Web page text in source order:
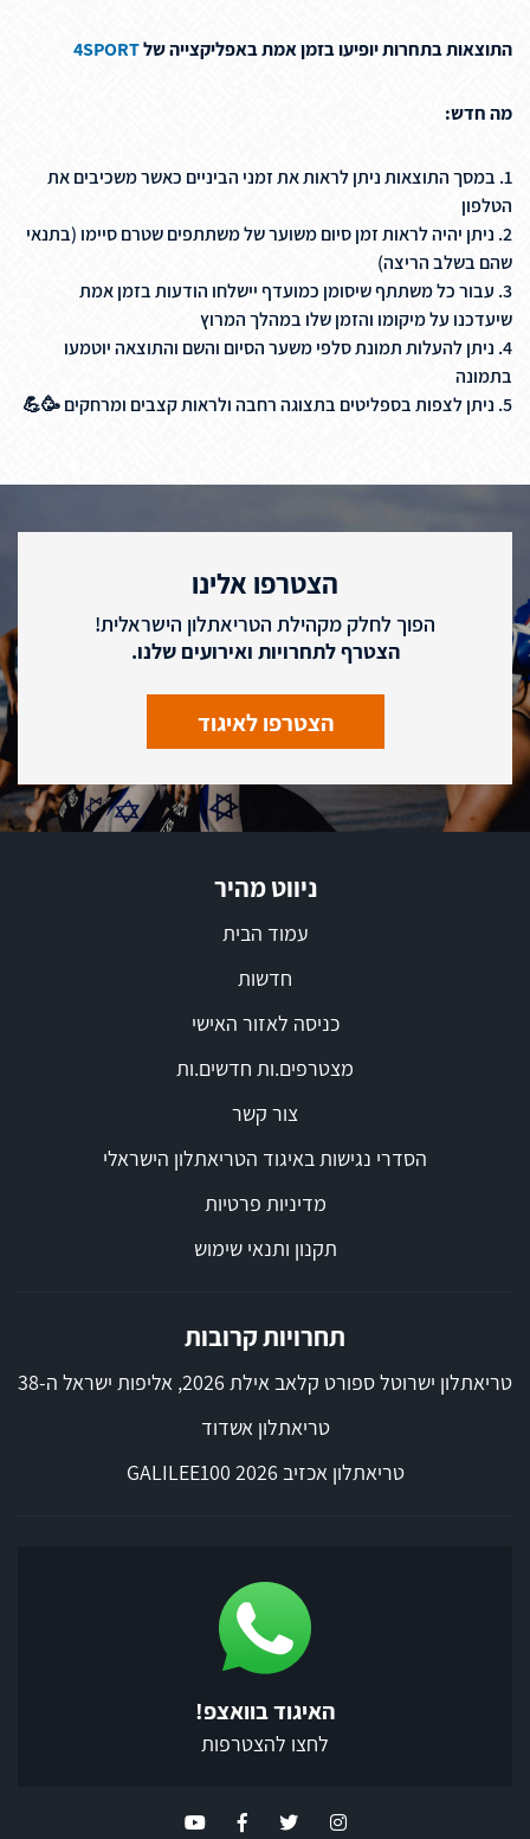
התוצאות בתחרות יופיעו בזמן אמת באפליקצייה של4SPORT
מה חדש:
1. במסך התוצאות ניתן לראות את זמני הביניים כאשר משכיבים את
הטלפון
2. ניתן יהיה לראות זמן סיום משוער של משתתפים שטרם סיימו (בתנאי
שהם בשלב הריצה)
3. עבור כל משתתף שיסומן כמועדף יישלחו הודעות בזמן אמת
שיעדכנו על מיקומו והזמן שלו במהלך המרוץ
4. ניתן להעלות תמונת סלפי משער הסיום והשם והתוצאה יוטמעו
בתמונה
5. ניתן לצפות בספליטים בתצוגה רחבה ולראות קצבים ומרחקים 🥳💪
הצטרפו אלינו
הפוך לחלק מקהילת הטריאתלון הישראלית!
הצטרף לתחרויות ואירועים שלנו.
הצטרפו לאיגוד
ניווט מהיר
עמוד הבית
חדשות
כניסה לאזור האישי
מצטרפים.ות חדשים.ות
צור קשר
הסדרי נגישות באיגוד הטריאתלון הישראלי
מדיניות פרטיות
תקנון ותנאי שימוש
תחרויות קרובות
טריאתלון ישרוטל ספורט קלאב אילת 2026, אליפות ישראל ה-38
טריאתלון אשדוד
טריאתלון אכזיב 2026 GALILEE100
האיגוד בוואצפ!
לחצו להצטרפות